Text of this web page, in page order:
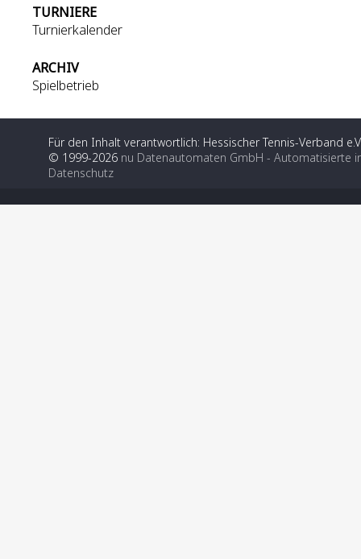
TURNIERE
Turnierkalender
ARCHIV
Spielbetrieb
Für den Inhalt verantwortlich: Hessischer Tennis-Verband
© 1999-2026 nu Datenautomaten GmbH - Automatisierte
Datenschutz